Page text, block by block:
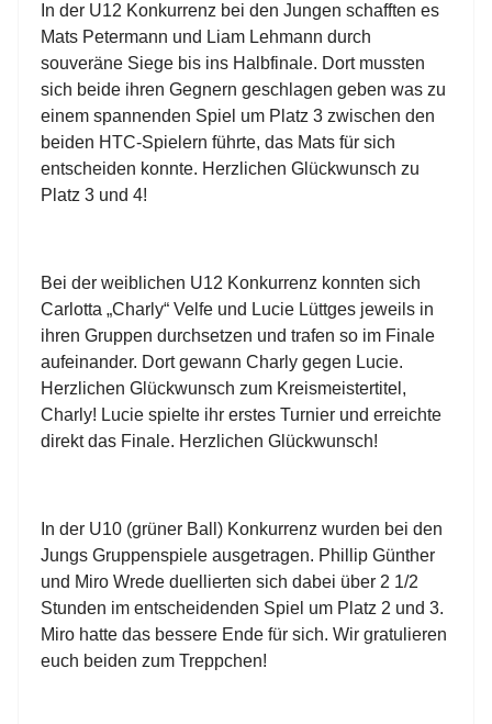
In der U12 Konkurrenz bei den Jungen schafften es
Mats Petermann und Liam Lehmann durch
souveräne Siege bis ins Halbfinale. Dort mussten
sich beide ihren Gegnern geschlagen geben was zu
einem spannenden Spiel um Platz 3 zwischen den
beiden HTC-Spielern führte, das Mats für sich
entscheiden konnte. Herzlichen Glückwunsch zu
Platz 3 und 4!
Bei der weiblichen U12 Konkurrenz konnten sich
Carlotta „Charly“ Velfe und Lucie Lüttges jeweils in
ihren Gruppen durchsetzen und trafen so im Finale
aufeinander. Dort gewann Charly gegen Lucie.
Herzlichen Glückwunsch zum Kreismeistertitel,
Charly! Lucie spielte ihr erstes Turnier und erreichte
direkt das Finale. Herzlichen Glückwunsch!
In der U10 (grüner Ball) Konkurrenz wurden bei den
Jungs Gruppenspiele ausgetragen. Phillip Günther
und Miro Wrede duellierten sich dabei über 2 1/2
Stunden im entscheidenden Spiel um Platz 2 und 3.
Miro hatte das bessere Ende für sich. Wir gratulieren
euch beiden zum Treppchen!